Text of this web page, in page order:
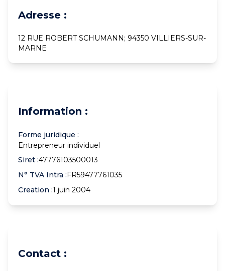
Adresse :
12 RUE ROBERT SCHUMANN; 94350 VILLIERS-SUR-
MARNE
Information :
Forme juridique :
Entrepreneur individuel
Siret :47776103500013
N° TVA Intra :FR59477761035
Creation :1 juin 2004
Contact :